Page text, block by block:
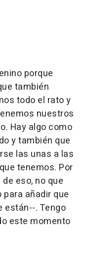
porque
también
todo el rato y
nuestros
Hay algo como
y también que
las unas a las
tenemos. Por
eso, no que
añadir que
están--. Tengo
este momento